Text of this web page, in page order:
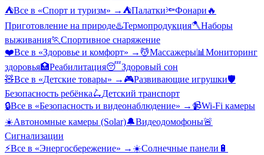
⛺Все в «Спорт и туризм» → ⛺Палатки🔦Фонари 🔥
Приготовление на природе♨️Термопродукция🪓Наборы
выживания🏃Спортивное снаряжение
❤️Все в «Здоровье и комфорт» → 💆Массажеры📊 Мониторинг
здоровья🏥Реабилитация😴Здоровый сон
🧸Все в «Детские товары» → 🎮Развивающие игрушки🛡️
Безопасность ребёнка🛴Детский транспорт
🔒Все в «Безопасность и видеонаблюдение» → 📹Wi-Fi камеры
☀️Автономные камеры (Solar)🔔Видеодомофоны🚨
Сигнализации
⚡Все в «Энергосбережение» → ☀️Солнечные панели 🔋